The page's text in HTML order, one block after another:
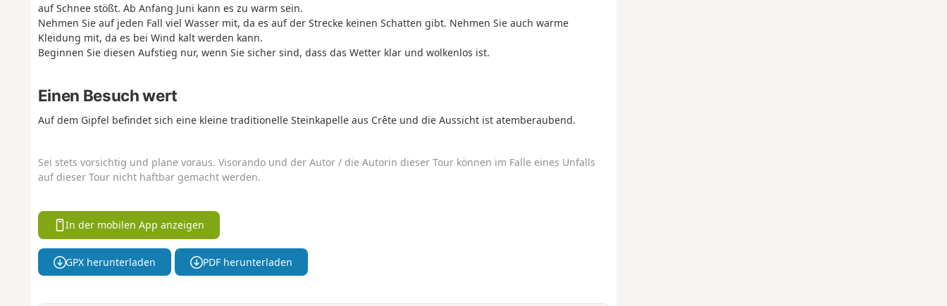
auf Schnee stößt. Ab Anfang Juni kann es zu warm sein.
Nehmen Sie auf jeden Fall viel Wasser mit, da es auf der Strecke keinen Schatten gibt. Nehmen Sie auch warme
Kleidung mit, da es bei Wind kalt werden kann.
Beginnen Sie diesen Aufstieg nur, wenn Sie sicher sind, dass das Wetter klar und wolkenlos ist.
Einen Besuch wert
Auf dem Gipfel befindet sich eine kleine traditionelle Steinkapelle aus Crête und die Aussicht ist atemberaubend.
Sei stets vorsichtig und plane voraus. Visorando und der Autor / die Autorin dieser Tour können im Falle eines Unfalls
auf dieser Tour nicht haftbar gemacht werden.
In der mobilen App anzeigen
GPX herunterladen PDF herunterladen